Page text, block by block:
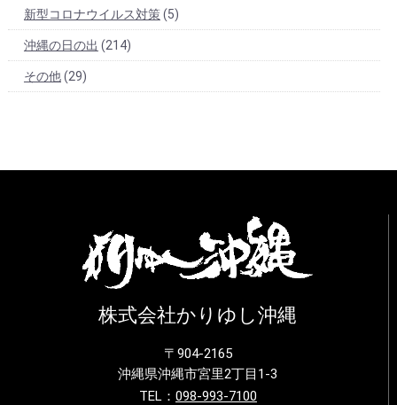
新型コロナウイルス対策(5)
沖縄の日の出 (214)
その他(29)
株式会社かりゆし沖縄
〒904-2165
沖縄県沖縄市宮里2丁目1-3
TEL： 098-993-7100